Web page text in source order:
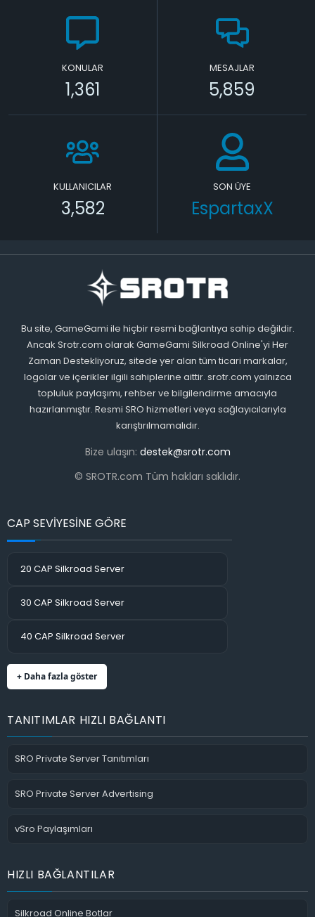
KONULAR
1,361
MESAJLAR
5,859
KULLANICILAR
3,582
SON ÜYE
EspartaxX
Bu site, GameGami ile hiçbir resmi bağlantıya sahip değildir.
Ancak Srotr.com olarak GameGami Silkroad Online'yi Her
Zaman Destekliyoruz, sitede yer alan tüm ticari markalar,
logolar ve içerikler ilgili sahiplerine aittir. srotr.com yalnızca
topluluk paylaşımı, rehber ve bilgilendirme amacıyla
hazırlanmıştır. Resmi SRO hizmetleri veya sağlayıcılarıyla
karıştırılmamalıdır.
Bize ulaşın: destek@srotr.com
© SROTR.com Tüm hakları saklıdır.
CAP SEVİYESİNE GÖRE
20 CAP Silkroad Server
30 CAP Silkroad Server
40 CAP Silkroad Server
+ Daha fazla göster
TANITIMLAR HIZLI BAĞLANTI
SRO Private Server Tanıtımları
SRO Private Server Advertising
vSro Paylaşımları
HIZLI BAĞLANTILAR
Silkroad Online Botlar